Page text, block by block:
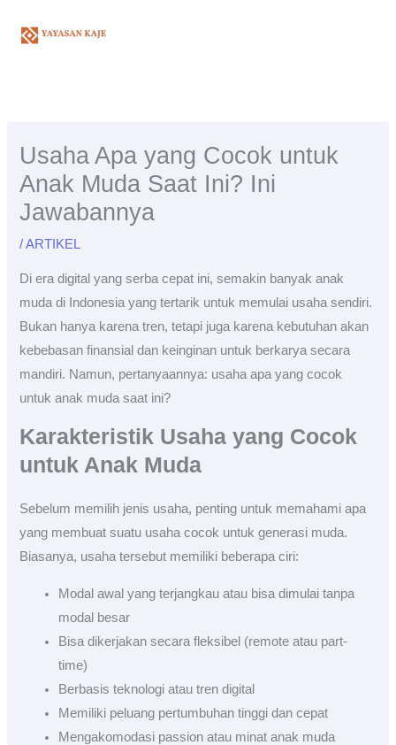
Usaha Apa yang Cocok untuk
Anak Muda Saat Ini? Ini
Jawabannya
/ARTIKEL
Di era digital yang serba cepat ini, semakin banyak anak
muda di Indonesia yang tertarik untuk memulai usaha sendiri.
Bukan hanya karena tren, tetapi juga karena kebutuhan akan
kebebasan finansial dan keinginan untuk berkarya secara
mandiri. Namun, pertanyaannya: usaha apa yang cocok
untuk anak muda saat ini?
Karakteristik Usaha yang Cocok
untuk Anak Muda
Sebelum memilih jenis usaha, penting untuk memahami apa
yang membuat suatu usaha cocok untuk generasi muda.
Biasanya, usaha tersebut memiliki beberapa ciri:
Modal awal yang terjangkau atau bisa dimulai tanpa
modal besar
Bisa dikerjakan secara fleksibel (remote atau part-
time)
Berbasis teknologi atau tren digital
Memiliki peluang pertumbuhan tinggi dan cepat
Mengakomodasi passion atau minat anak muda